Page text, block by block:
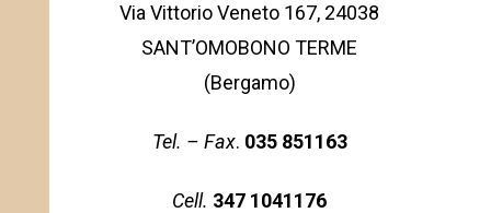
Via Vittorio Veneto 167, 24038
SANT’OMOBONO TERME
(Bergamo)
Tel. – Fax. 035 851163
Cell. 347 1041176